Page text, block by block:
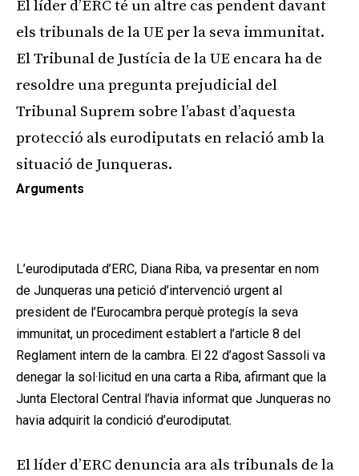
El líder d’ERC té un altre cas pendent davant
els tribunals de la UE per la seva immunitat.
El Tribunal de Justícia de la UE encara ha de
resoldre una pregunta prejudicial del
Tribunal Suprem sobre l’abast d’aquesta
protecció als eurodiputats en relació amb la
situació de Junqueras.
Arguments
L’eurodiputada d’ERC, Diana Riba, va presentar en nom
de Junqueras una petició d’intervenció urgent al
president de l’Eurocambra perquè protegís la seva
immunitat, un procediment establert a l’article 8 del
Reglament intern de la cambra. El 22 d’agost Sassoli va
denegar la sol·licitud en una carta a Riba, afirmant que la
Junta Electoral Central l’havia informat que Junqueras no
havia adquirit la condició d’eurodiputat.
El líder d’ERC denuncia ara als tribunals de la